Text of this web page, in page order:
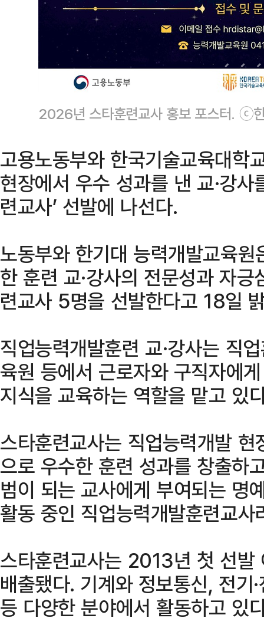
2026년 스타훈련교사 홍보 포스터. ⓒ
고용노동부와 한국기술교육대학
현장에서 우수 성과를 낸 교·강
련교사’ 선발에 나선다.
노동부와 한기대 능력개발교육
한 훈련 교·강사의 전문성과 자
련교사 5명을 선발한다고 18일
직업능력개발훈련 교·강사는 직
육원 등에서 근로자와 구직자에
지식을 교육하는 역할을 맡고 있
스타훈련교사는 직업능력개발
으로 우수한 훈련 성과를 창출하
범이 되는 교사에게 부여되는 명
활동 중인 직업능력개발훈련교
스타훈련교사는 2013년 첫 선
배출됐다. 기계와 정보통신, 전기
등 다양한 분야에서 활동하고 있